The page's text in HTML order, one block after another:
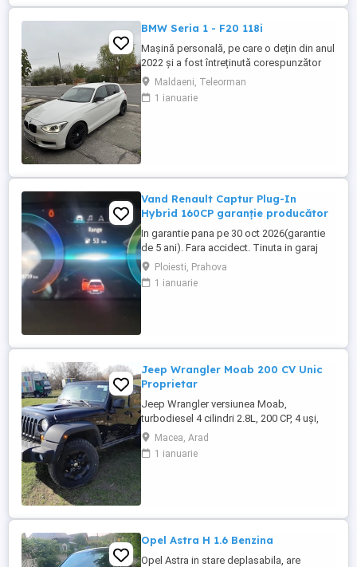
electrice, oglinzi electrice ,rabatabile ...
BMW Seria 1 - F20 118i
Mașină personală, pe care o dețin din anul
2022 și a fost întreținută corespunzător
(revizia la 8000-9000 km). Distribuție,
ambreiaj și suspensie (telescoape,
brațe+bucși)- au fost înlocuite cu un an în
Maldaeni, Teleorman
1 ianuarie
Vand Renault Captur Plug-In
Hybrid 160CP garanție producător
In garantie pana pe 30 oct 2026(garantie
de 5 ani). Fara accidect. Tinuta in garaj
(arata ca noua, nu are zgarieturi). Folosita
doar la naveta(30km zilnic). Nu are urme
de uzura, placutele si discurile nu sunt
Ploiesti, Prahova
1 ianuarie
Jeep Wrangler Moab 200 CV Unic
Proprietar
Jeep Wrangler versiunea Moab,
turbodiesel 4 cilindri 2.8L, 200 CP, 4 uși,
transmisie automată 5 trepte, interior din
piele neagră, se remarcă prin capota
ridicată, hardtop în culoarea caroseriei,
Macea, Arad
1 ianuarie
Opel Astra H 1.6 Benzina
Opel Astra in stare deplasabila, are